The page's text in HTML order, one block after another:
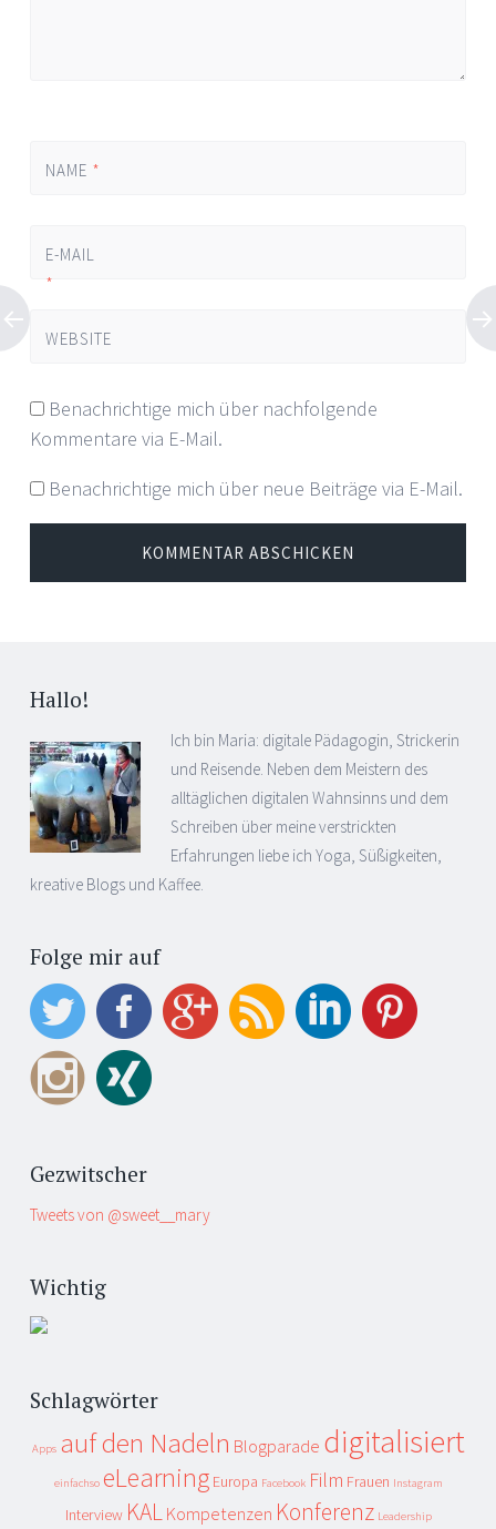
NAME *
E-MAIL
*
WEBSITE
Benachrichtige mich über nachfolgende
Kommentare via E-Mail.
Benachrichtige mich über neue Beiträge via E-Mail.
Hallo!
Ich bin Maria: digitale Pädagogin, Strickerin
und Reisende. Neben dem Meistern des
alltäglichen digitalen Wahnsinns und dem
Schreiben über meine verstrickten
Erfahrungen liebe ich Yoga, Süßigkeiten,
kreative Blogs und Kaffee.
Folge mir auf
Gezwitscher
Tweets von @sweet__mary
Wichtig
Schlagwörter
Apps auf den Nadeln Blogparade digitalisiert
einfachso eLearning Europa Facebook Film Frauen Instagram
Interview KAL Kompetenzen Konferenz Leadership